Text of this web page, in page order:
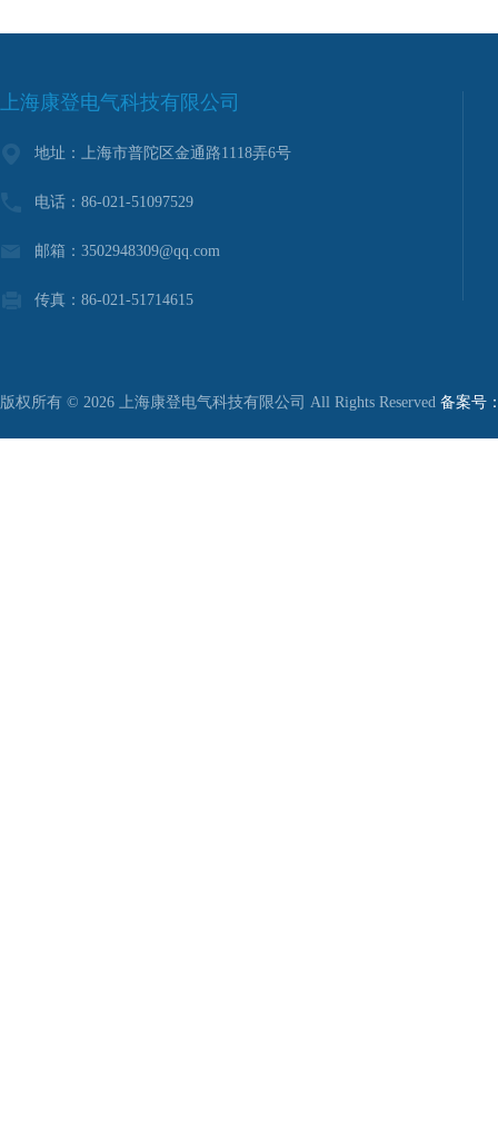
上海康登电气科技有限公司
地址：上海市普陀区金通路1118弄6号
电话：86-021-51097529
邮箱：3502948309@qq.com
传真：86-021-51714615
版权所有 © 2026 上海康登电气科技有限公司 All Rights Reserved 备案号